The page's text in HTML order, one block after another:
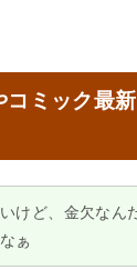
コミック最
けど、金欠なん
ぁ